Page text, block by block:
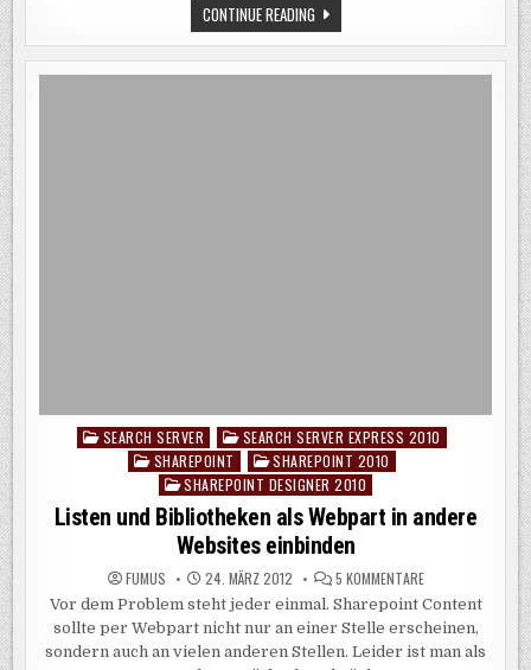
CONTINUE READINGVERFEINERUNGSWEBPART
–
FACETED
SEARCH
ANPASSEN
Posted
SEARCH SERVER
SEARCH SERVER EXPRESS 2010
SHAREPOINT
SHAREPOINT 2010
SHAREPOINT DESIGNER 2010
Listen und Bibliotheken als Webpart in andere
Websites einbinden
FUMUS 24. MÄRZ 2012 5 KOMMENTAREZU
LISTEN
UND
BIBLIOTHEKEN
ALS
WEBPART
IN
Vor dem Problem steht jeder einmal. Sharepoint Content
sollte per Webpart nicht nur an einer Stelle erscheinen,
sondern auch an vielen anderen Stellen. Leider ist man als